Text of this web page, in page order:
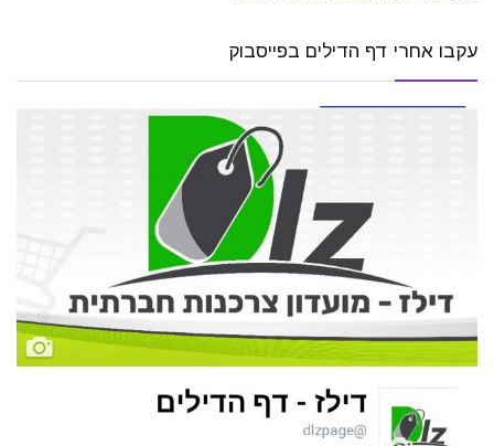
עקבו אחרי דף הדילים בפייסבוק